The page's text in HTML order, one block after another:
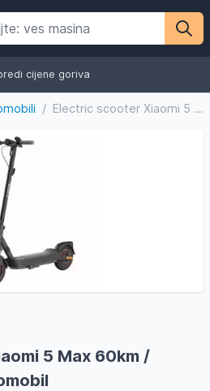
cijene goriva
/ Electric scooter Xiaomi 5 Max 60km / električni skuter, romo...
5 Max 60km /